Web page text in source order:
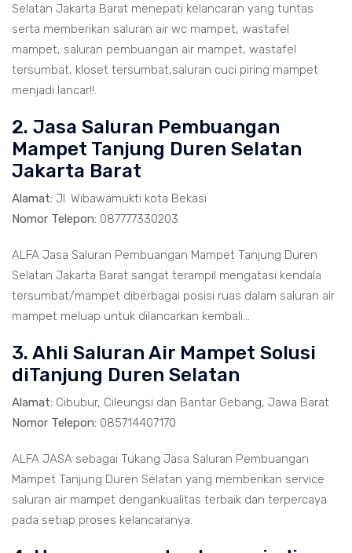
Selatan Jakarta Barat menepati kelancaran yang tuntas
serta memberikan saluran air wc mampet, wastafel
mampet, saluran pembuangan air mampet, wastafel
tersumbat, kloset tersumbat,saluran cuci piring mampet
menjadi lancar!!.
2. Jasa Saluran Pembuangan
Mampet Tanjung Duren Selatan
Jakarta Barat
Alamat: Jl. Wibawamukti kota Bekasi
Nomor Telepon: 087777330203
ALFA Jasa Saluran Pembuangan Mampet Tanjung Duren
Selatan Jakarta Barat sangat terampil mengatasi kendala
tersumbat/mampet diberbagai posisi ruas dalam saluran air
mampet meluap untuk dilancarkan kembali...
3. Ahli Saluran Air Mampet Solusi
diTanjung Duren Selatan
Alamat: Cibubur, Cileungsi dan Bantar Gebang, Jawa Barat
Nomor Telepon: 085714407170
ALFA JASA sebagai Tukang Jasa Saluran Pembuangan
Mampet Tanjung Duren Selatan yang memberikan service
saluran air mampet dengankualitas terbaik dan terpercaya
pada setiap proses kelancaranya.